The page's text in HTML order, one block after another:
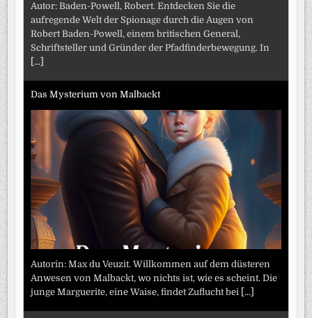
Autor: Baden-Powell, Robert. Entdecken Sie die
aufregende Welt der Spionage durch die Augen von
Robert Baden-Powell, einem britischen General,
Schriftsteller und Gründer der Pfadfinderbewegung. In
[...]
Das Mysterium von Malbackt
Autorin: Max du Veuzit. Willkommen auf dem düsteren
Anwesen von Malbackt, wo nichts ist, wie es scheint. Die
junge Marguerite, eine Waise, findet Zuflucht bei [...]